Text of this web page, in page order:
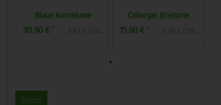
Blaue Kornblume
30,90 € * 4,64 € / Stk (1 Stück ca. 150g)
Coburger Brietorte
15,90 € *
Zurück